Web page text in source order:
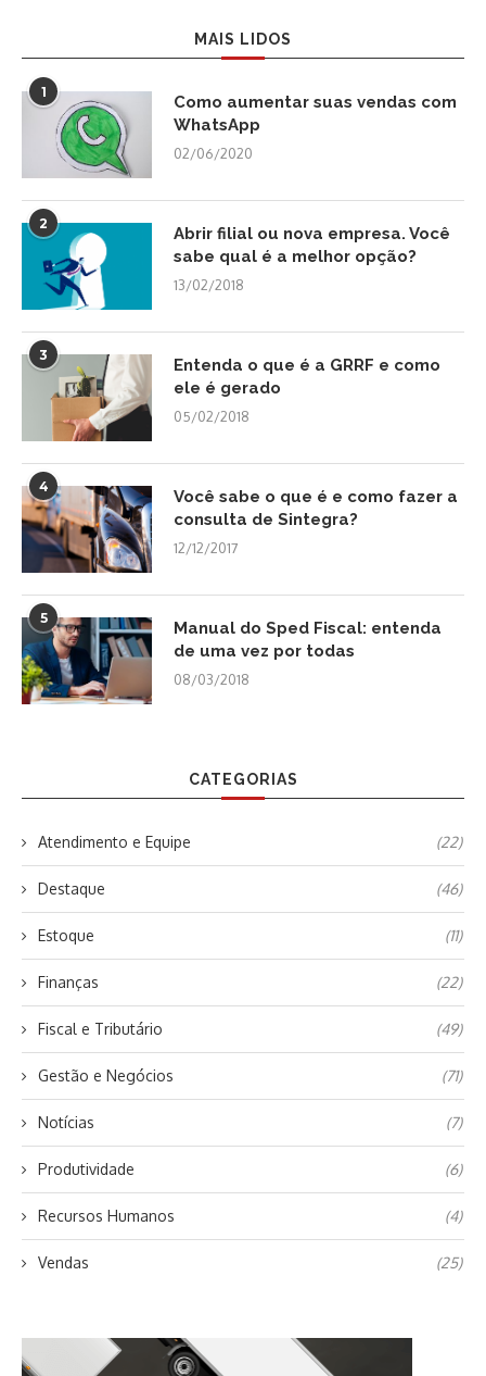
MAIS LIDOS
1
Como aumentar suas vendas com
WhatsApp
02/06/2020
2
Abrir filial ou nova empresa. Você
sabe qual é a melhor opção?
13/02/2018
3
Entenda o que é a GRRF e como
ele é gerado
05/02/2018
4
Você sabe o que é e como fazer a
consulta de Sintegra?
12/12/2017
5
Manual do Sped Fiscal: entenda
de uma vez por todas
08/03/2018
CATEGORIAS
Atendimento e Equipe (22)
Destaque (46)
Estoque (11)
Finanças (22)
Fiscal e Tributário (49)
Gestão e Negócios (71)
Notícias (7)
Produtividade (6)
Recursos Humanos (4)
Vendas (25)